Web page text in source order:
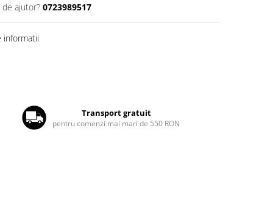
de ajutor? 0723989517
informatii
Transport gratuit
pentru comenzi mai mari de 550 RON